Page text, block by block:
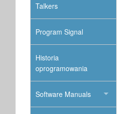
Talkers
Program Signal
Historia
oprogramowania
Software Manuals